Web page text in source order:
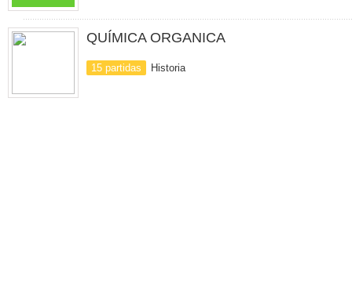
QUÍMICA ORGANICA
15 partidas Historia